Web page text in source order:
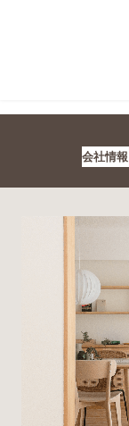
会社情報